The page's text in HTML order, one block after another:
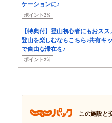
ケーションに♪
ポイント2%
【特典付】登山初心者にもおス
登山を楽しむならこちら♪共有キ
で自由な滞在を♪
ポイント2%
この施設と